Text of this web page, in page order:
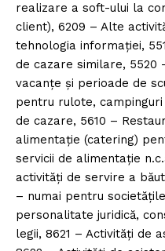
realizare a soft-ului la
client), 6209 – Alte
tehnologia informației,
de cazare similare, 5520
vacanțe şi perioade de
pentru rulote,
de cazare, 5610 –
alimentație (catering)
servicii de alimentaţie
activități de servire a
– numai pentru
personalitate juridică,
legii, 8621 – Activități de